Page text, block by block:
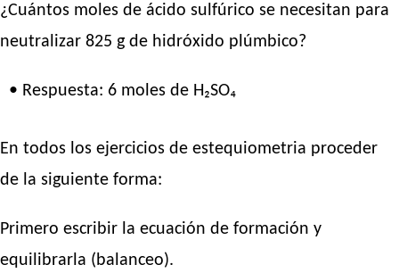
¿Cuántos moles de ácido sulfúrico se necesitan para
neutralizar 825 g de hidróxido plúmbico?
• Respuesta: 6 moles de H₂SO₄
En todos los ejercicios de estequiometria proceder
de la siguiente forma:
Primero escribir la ecuación de formación y
equilibrarla (balanceo).